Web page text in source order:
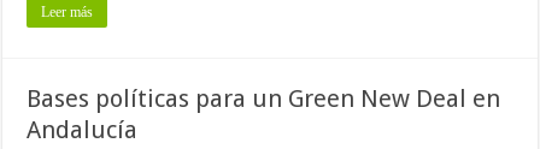
Leer más
Bases políticas para un Green New Deal en
Andalucía